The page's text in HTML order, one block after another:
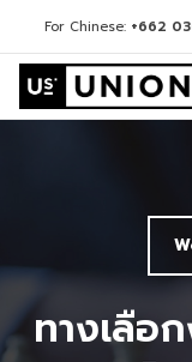
For Chinese: +662
มีคำถามหรือต้องการ
อันดับ
ทางเลือ
เป็นมาก